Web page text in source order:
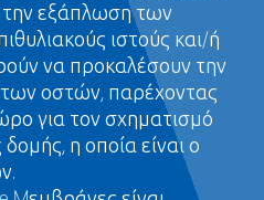
εξάπλωση των
ιστούς και/ή
να προκαλέσουν την
οστών, παρέχοντας
για τον σχηματισμό
η οποία είναι ο